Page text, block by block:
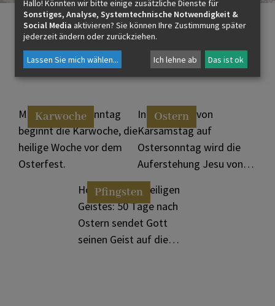
Feste im Jahreskreis
Karwoche
Mit dem Palmsonntag
beginnt die Karwoche, die
heilige Woche vor dem
Osterfest.
Ostern
In der Nacht von
Karsamstag auf
Ostersonntag wird die
Auferstehung Jesu von
den Toten gefeiert.
Pfingsten
Hochfest des Heiligen
Geistes: 50 Tage nach
Ostern sendet Gott
seinen Geist auf die
Hallo! Könnten wir bitte einige zusätzliche Dienste für
Sonstiges, Analyse, Systemtechnische Notwendigkeit &
Social Media aktivieren? Sie können Ihre Zustimmung später
jederzeit ändern oder zurückziehen.
Lassen Sie mich wählen... Ich lehne ab Das ist ok